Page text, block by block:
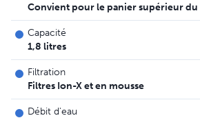
Convient pour le panier supérieur du
Capacité
1,8 litres
Filtration
Filtres Ion-X et en mousse
Débit d'eau